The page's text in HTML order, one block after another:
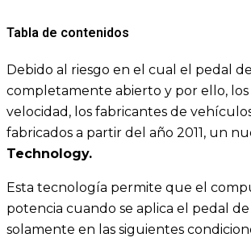
Tabla de contenidos
Debido al riesgo en el cual el pedal
completamente abierto y por ello,
velocidad, los fabricantes de
fabricados a partir del año 2011, un
Technology.
Esta tecnología permite que el
potencia cuando se aplica el pedal
solamente en las siguientes